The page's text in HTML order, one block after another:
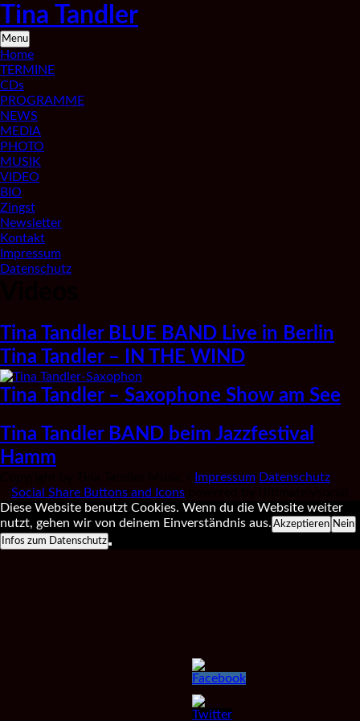
Skip
to
content
Tina Tandler
Saxophonistin
aus
Berlin
Menu
Home
TERMINE
CDs
PROGRAMME
NEWS
MEDIA
PHOTO
MUSIK
VIDEO
BIO
Zingst
Newsletter
Kontakt
Impressum
Datenschutz
Tina Tandler BLUE BAND Live in Berlin
Tina Tandler – IN THE WIND
Tina Tandler – Saxophone Show am See
Tina Tandler BAND beim Jazzfestival
Hamm
Impressum Datenschutz
Social Share Buttons and Icons
Diese Website benutzt Cookies. Wenn du die Website weiter
nutzt, gehen wir von deinem Einverständnis aus. Akzeptieren Nein
Infos zum Datenschutz